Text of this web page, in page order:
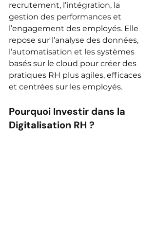
recrutement, l’intégration, la
gestion des performances et
l’engagement des employés. Elle
repose sur l’analyse des données,
l’automatisation et les systèmes
basés sur le cloud pour créer des
pratiques RH plus agiles, efficaces
et centrées sur les employés.
Pourquoi Investir dans la
Digitalisation RH ?